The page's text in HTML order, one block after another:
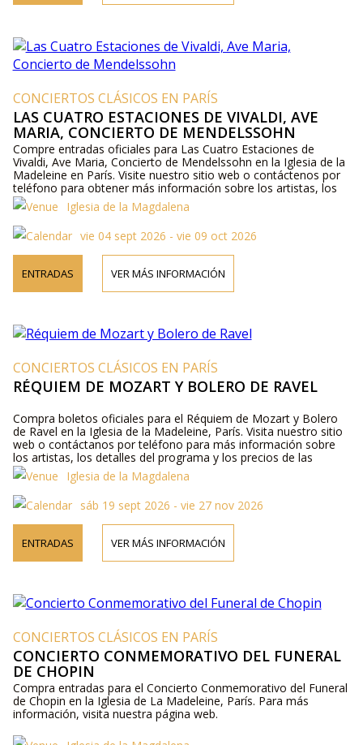
CONCIERTOS CLÁSICOS EN PARÍS
LAS CUATRO ESTACIONES DE VIVALDI, AVE
MARIA, CONCIERTO DE MENDELSSOHN
Compre entradas oficiales para Las Cuatro Estaciones de
Vivaldi, Ave Maria, Concierto de Mendelssohn en la Iglesia de la
Madeleine en París. Visite nuestro sitio web o contáctenos por
teléfono para obtener más información sobre los artistas, los
detalles del programa y los precios de las entradas.
Iglesia de la Magdalena
vie 04 sept 2026 - vie 09 oct 2026
ENTRADAS VER MÁS INFORMACIÓN
CONCIERTOS CLÁSICOS EN PARÍS
RÉQUIEM DE MOZART Y BOLERO DE RAVEL
Compra boletos oficiales para el Réquiem de Mozart y Bolero
de Ravel en la Iglesia de la Madeleine, París. Visita nuestro sitio
web o contáctanos por teléfono para más información sobre
los artistas, los detalles del programa y los precios de las
entradas.
Iglesia de la Magdalena
sáb 19 sept 2026 - vie 27 nov 2026
ENTRADAS VER MÁS INFORMACIÓN
CONCIERTOS CLÁSICOS EN PARÍS
CONCIERTO CONMEMORATIVO DEL FUNERAL
DE CHOPIN
Compra entradas para el Concierto Conmemorativo del Funeral
de Chopin en la Iglesia de La Madeleine, París. Para más
información, visita nuestra página web.